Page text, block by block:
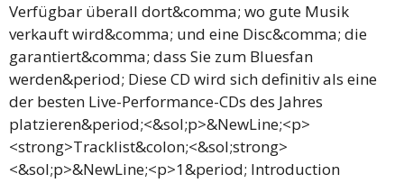
Verfügbar überall dort&comma; wo gute Musik
verkauft wird&comma; und eine Disc&comma; die
garantiert&comma; dass Sie zum Bluesfan
werden&period; Diese CD wird sich definitiv als eine
der besten Live-Performance-CDs des Jahres
platzieren&period;<&sol;p>&NewLine;<p>
<strong>Tracklist&colon;<&sol;strong>
<&sol;p>&NewLine;<p>1&period; Introduction